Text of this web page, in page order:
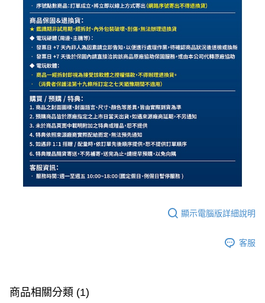
顯示電腦版詳細說明
客服
商品相關分類 (1)